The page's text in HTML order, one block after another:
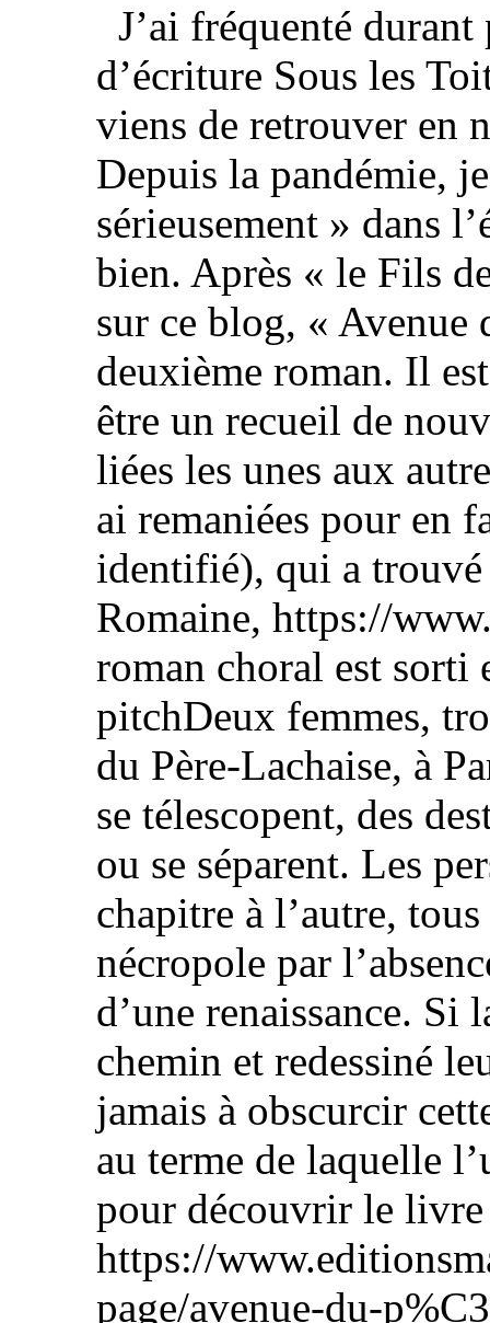
J’ai fréquenté
d’écriture Sous les
viens de retrouver en
Depuis la pandémie,
sérieusement » dans
bien. Après « le Fils
sur ce blog, « Avenue
deuxième roman. Il
être un recueil de
liées les unes aux
ai remaniées pour en
identifié), qui a
Romaine, https://
roman choral est
pitchDeux femmes,
du Père-Lachaise, à
se télescopent, des
ou se séparent. Les
chapitre à l’autre,
nécropole par
d’une renaissance.
chemin et redessiné
jamais à obscurcir
au terme de laquelle
pour découvrir le
https://
page/avenue-du-